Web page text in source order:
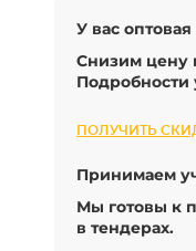
У вас
Снизим цену
ПОЛУЧИТЬ
Принимаем
Мы готовы к
в тендерах.